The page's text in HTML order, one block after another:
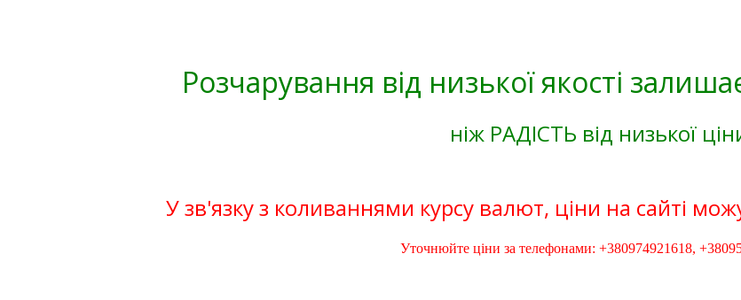
Розчарування від низької якості
ніж РАДІСТЬ від низької
У зв'язку з коливаннями курсу валют, ціни на сайті
Уточнюйте ціни за телефонами: +380974921618,